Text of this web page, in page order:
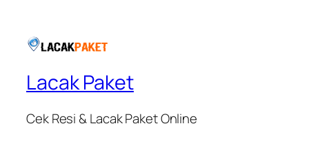
Lacak Paket
Cek Resi & Lacak Paket Online